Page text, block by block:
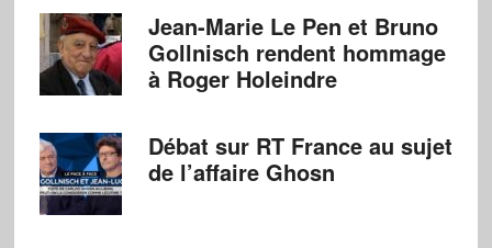
Jean-Marie Le Pen et Bruno
Gollnisch rendent hommage
à Roger Holeindre
Débat sur RT France au sujet
de l’affaire Ghosn